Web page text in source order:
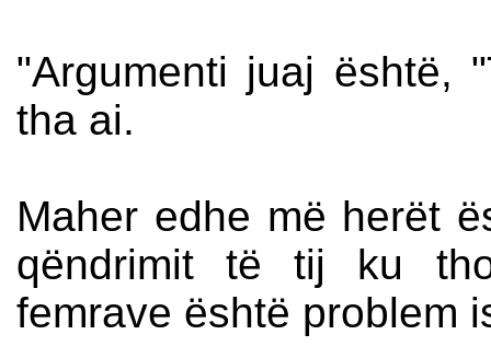
"Argumenti juaj është,
tha ai.
Maher edhe më herët
qëndrimit të tij ku
femrave është problem